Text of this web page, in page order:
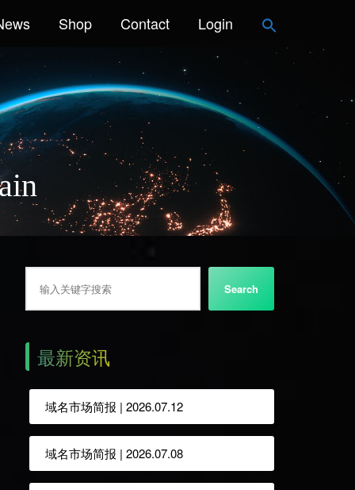
Shop Contact Login
Search
最新资讯
域名市场简报 | 2026.07.12
域名市场简报 | 2026.07.08